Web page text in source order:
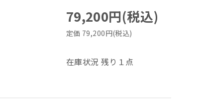
79,200円(税込)
定価 79,200円(税込)
在庫状況 残り１点